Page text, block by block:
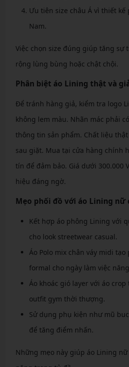
Ưu tiên size châu Á vì thiết
Nam.
Việc chọn size đúng giúp tăng
rộng lùng bùng hoặc chật chội.
Phân biệt áo Lining thật và
Để tránh hàng giả, kiểm tra logo
không lem màu. Nhãn mác phải
thông tin sản phẩm. Chất liệu
sau giặt. Mua tại cửa hàng chính
tín để đảm bảo. Giá dưới 300.000
hiệu đáng ngờ.
Mẹo phối đồ với áo Lining nữ
Kết hợp áo phông Lining với
cho look streetwear casual.
Áo Polo mix chân váy midi tạo
formal cho ngày làm việc
Áo khoác gió layer với áo
outfit gym thời thượng.
Sử dụng phụ kiện như mũ
để tăng điểm nhấn.
Những mẹo này giúp áo Lining